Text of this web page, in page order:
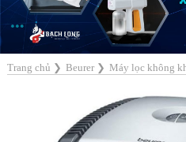
Trang chủ ❯ Beurer❯ Máy lọc không